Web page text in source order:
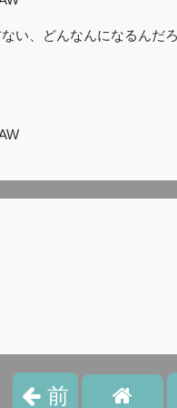
い、どんなんになるんだ
前